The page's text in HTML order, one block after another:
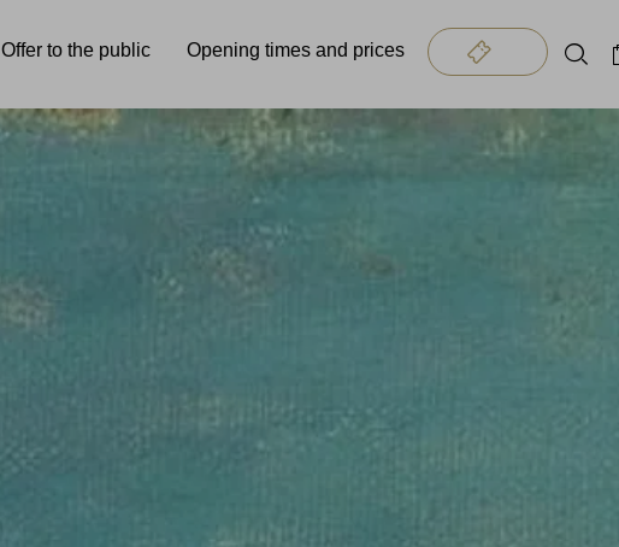
Offer to the public Opening times and prices